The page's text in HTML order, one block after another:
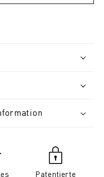
Patentierte